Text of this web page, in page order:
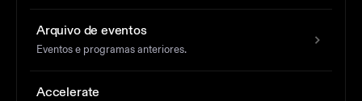
Arquivo de eventos
Eventos e programas anteriores.
Accelerate